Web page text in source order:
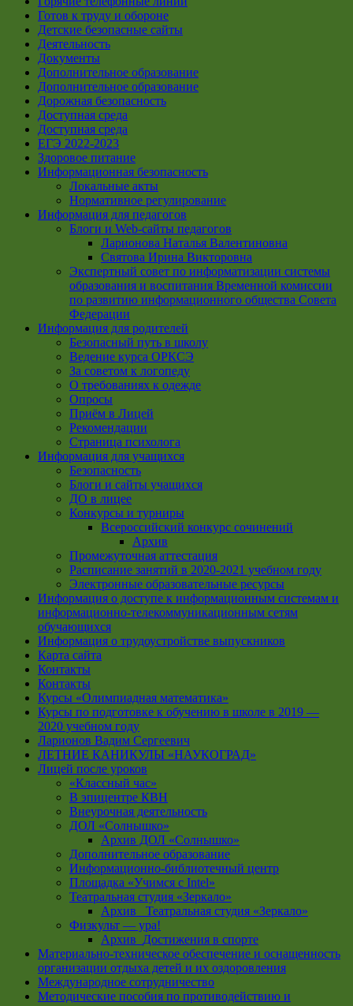
Готов к труду и обороне
Детские безопасные сайты
Деятельность
Документы
Дополнительное образование
Дополнительное образование
Дорожная безопасность
Доступная среда
Доступная среда
ЕГЭ 2022-2023
Здоровое питание
Информационная безопасность
Локальные акты
Нормативное регулирование
Информация для педагогов
Блоги и Web-сайты педагогов
Ларионова Наталья Валентиновна
Святова Ирина Викторовна
Экспертный совет по информатизации системы
образования и воспитания Временной комиссии
по развитию информационного общества Совета
Федерации
Информация для родителей
Безопасный путь в школу
Ведение курса ОРКСЭ
За советом к логопеду
О требованиях к одежде
Опросы
Приём в Лицей
Рекомендации
Страница психолога
Информация для учащихся
Безопасность
Блоги и сайты учащихся
ДО в лицее
Конкурсы и турниры
Всероссийский конкурс сочинений
Архив
Промежуточная аттестация
Расписание занятий в 2020-2021 учебном году
Электронные образовательные ресурсы
Информация о доступе к информационным системам и
информационно-телекоммуникационным сетям
обучающихся
Информация о трудоустройстве выпускников
Карта сайта
Контакты
Контакты
Курсы «Олимпиадная математика»
Курсы по подготовке к обучению в школе в 2019 —
2020 учебном году
Ларионов Вадим Сергеевич
ЛЕТНИЕ КАНИКУЛЫ «НАУКОГРАД»
Лицей после уроков
«Классный час»
В эпицентре КВН
Внеурочная деятельность
ДОЛ «Солнышко»
Архив ДОЛ «Солнышко»
Дополнительное образование
Информационно-библиотечный центр
Площадка «Учимся с Intel»
Театральная студия «Зеркало»
Архив _Театральная студия «Зеркало»
Физкульт — ура!
Архив_Достижения в спорте
Материально-техническое обеспечение и оснащенность
организации отдыха детей и их оздоровления
Международное сотрудничество
Методические пособия по противодействию и